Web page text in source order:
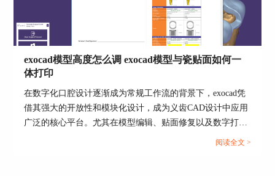
exocad模型高度怎么调 exocad模型与瓷贴面如何一
体打印
在数字化口腔设计逐渐成为常规工作流的背景下，exocad凭
借其强大的开放性和模块化设计，成为义齿CAD设计中应用
广泛的核心平台。尤其在模型编辑、贴面修复以及数字打印
集成方面，exocad提供了精准控制与自由度兼具的解决方
阅读全文 >